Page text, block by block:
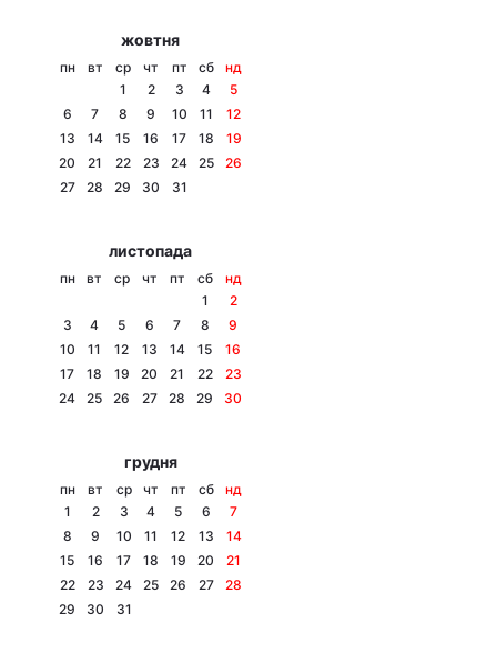
жовтня
пн вт ср чт пт сб
нд
1
2 3 4
5
6
7 8 9 10 11
12
13
14 15 16 17 18
19
20
21 22 23 24 25
26
27
28 29 30 31
листопада
пн вт ср чт пт сб
нд
1
2
3
4 5 6 7 8
9
10
11 12 13 14 15
16
17
18 19 20 21 22
23
24
25 26 27 28 29 30
грудня
пн вт ср чт пт сб
нд
1
2 3 4 5 6
7
8
9 10 11 12 13
14
15
16 17 18 19 20
21
22
23 24 25 26 27
28
29
30 31